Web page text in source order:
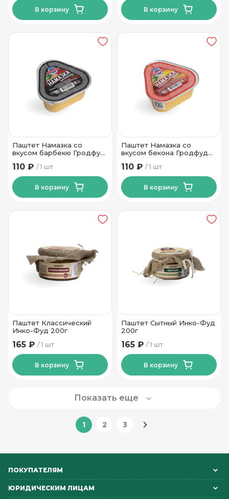
В корзину В корзину
Паштет Намазка со
вкусом барбекю Гродфуд
1 шт
110 ₽
В корзину
Паштет Намазка со
вкусом бекона Гродфуд
1 шт
110 ₽
В корзину
Паштет Классический
Инко-Фуд 200г
1 шт
165 ₽
В корзину
Паштет Сытный Инко-Фуд
200г
1 шт
165 ₽
В корзину
Показать еще
1 2 3
ПОКУПАТЕЛЯМ
ЮРИДИЧЕСКИМ ЛИЦАМ